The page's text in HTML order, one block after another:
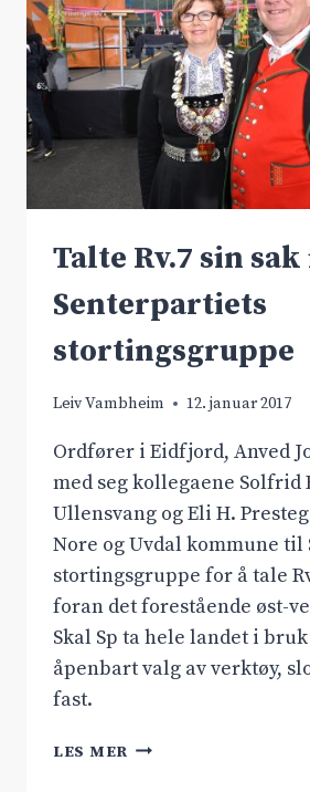
Talte Rv.7 sin sak
Senterpartiets
stortingsgruppe
Leiv Vambheim 12. januar 2017
Ordfører i Eidfjord, Anved
med seg kollegaene Solfrid
Ullensvang og Eli H.
Nore og Uvdal kommune
stortingsgruppe for å tale
foran det forestående øst-
Skal Sp ta hele landet i bruk
åpenbart valg av verktøy,
fast.
LES MER TALTE